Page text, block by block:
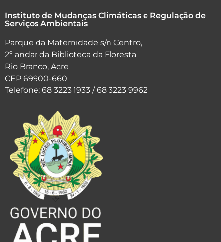
Instituto de Mudanças Climáticas e Regulação de
Serviços Ambientais
Parque da Maternidade s/n Centro,
2º andar da Biblioteca da Floresta
Rio Branco, Acre
CEP 69900-660
Telefone: 68 3223 1933 / 68 3223 9962